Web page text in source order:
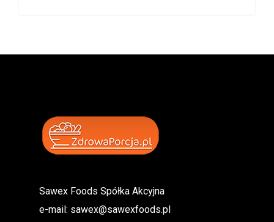
Sawex Foods Spółka Akcyjna
e-mail: sawex@sawexfoods.pl